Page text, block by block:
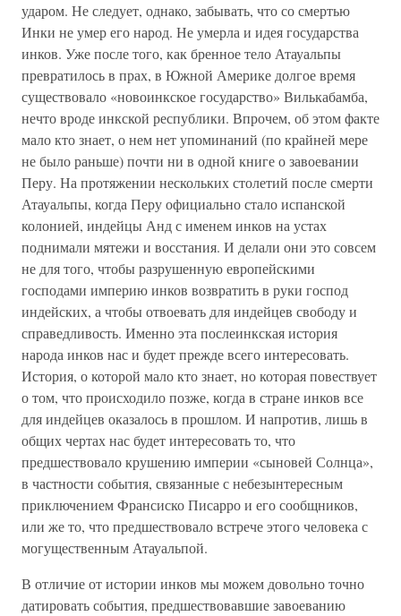
ударом. Не следует, однако, забывать, что со смертью
Инки не умер его народ. Не умерла и идея государства
инков. Уже после того, как бренное тело Атауальпы
превратилось в прах, в Южной Америке долгое время
существовало «новоинкское государство» Вилькабамба,
нечто вроде инкской республики. Впрочем, об этом факте
мало кто знает, о нем нет упоминаний (по крайней мере
не было раньше) почти ни в одной книге о завоевании
Перу. На протяжении нескольких столетий после смерти
Атауальпы, когда Перу официально стало испанской
колонией, индейцы Анд с именем инков на устах
поднимали мятежи и восстания. И делали они это совсем
не для того, чтобы разрушенную европейскими
господами империю инков возвратить в руки господ
индейских, а чтобы отвоевать для индейцев свободу и
справедливость. Именно эта послеинкская история
народа инков нас и будет прежде всего интересовать.
История, о которой мало кто знает, но которая повествует
о том, что происходило позже, когда в стране инков все
для индейцев оказалось в прошлом. И напротив, лишь в
общих чертах нас будет интересовать то, что
предшествовало крушению империи «сыновей Солнца»,
в частности события, связанные с небезынтересным
приключением Франсиско Писарро и его сообщников,
или же то, что предшествовало встрече этого человека с
могущественным Атауальпой.
В отличие от истории инков мы можем довольно точно
датировать события, предшествовавшие завоеванию